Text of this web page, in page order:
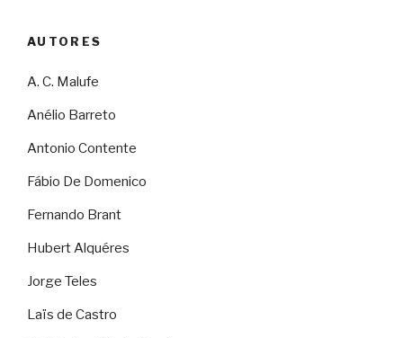
AUTORES
A. C. Malufe
Anélio Barreto
Antonio Contente
Fábio De Domenico
Fernando Brant
Hubert Alquéres
Jorge Teles
Laïs de Castro